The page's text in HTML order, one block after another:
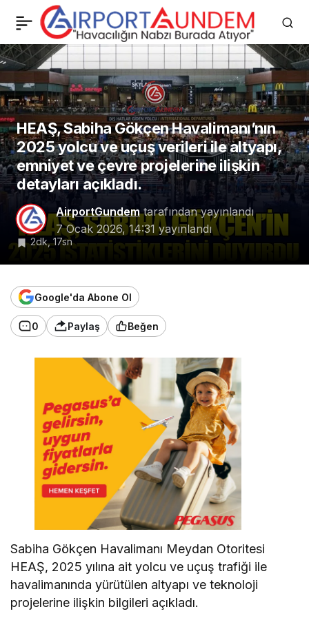
HEAŞ, Sabiha Gökçen Havalimanı’nın
2025 yolcu ve uçuş verileri ile altyapı,
emniyet ve çevre projelerine ilişkin
detayları açıkladı.
AirportGundemtarafından yayınlandı
7 Ocak 2026, 14:31 yayınlandı
2dk, 17sn
Google'da Abone Ol
0 Paylaş Beğen
Sabiha Gökçen Havalimanı Meydan Otoritesi
HEAŞ, 2025 yılına ait yolcu ve uçuş trafiği ile
havalimanında yürütülen altyapı ve teknoloji
projelerine ilişkin bilgileri açıkladı.
AerCap 2025
Performansı: Kiralama,
Satın Alma ve
Finansman Rakamları
Açıklandı
0 Paylaş